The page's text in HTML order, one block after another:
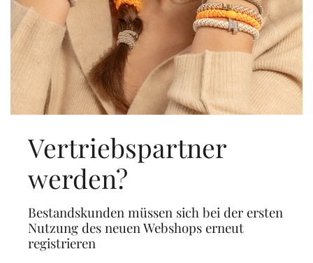
Vertriebspartner
werden?
Bestandskunden müssen sich bei der ersten
Nutzung des neuen Webshops erneut
registrieren